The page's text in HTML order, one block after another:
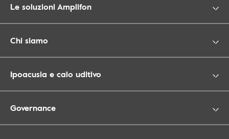
Le soluzioni Amplifon
Chi siamo
Ipoacusia e calo uditivo
Governance